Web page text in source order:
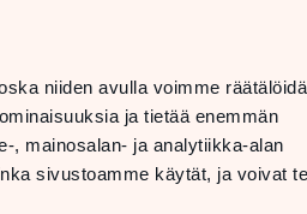
niiden avulla voimme
ja tietää enemmän
, mainosalan- ja analytiikka-alan
sivustoamme käytät, ja voivat
ERROR